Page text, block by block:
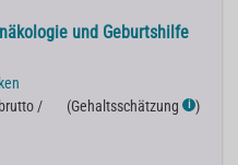
und Geburtshilfe
/
(Gehaltsschätzung ℹ )